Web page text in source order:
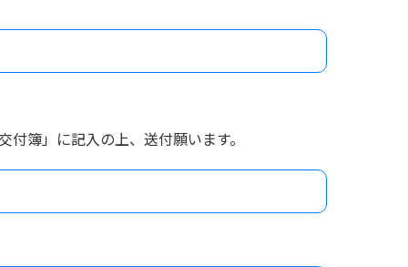
簿」に記入の上、送付願います。